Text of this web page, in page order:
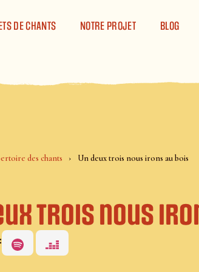
DE CHANTS NOTRE PROJET BLOG
des chants Un deux trois nous irons au bois
trois nous